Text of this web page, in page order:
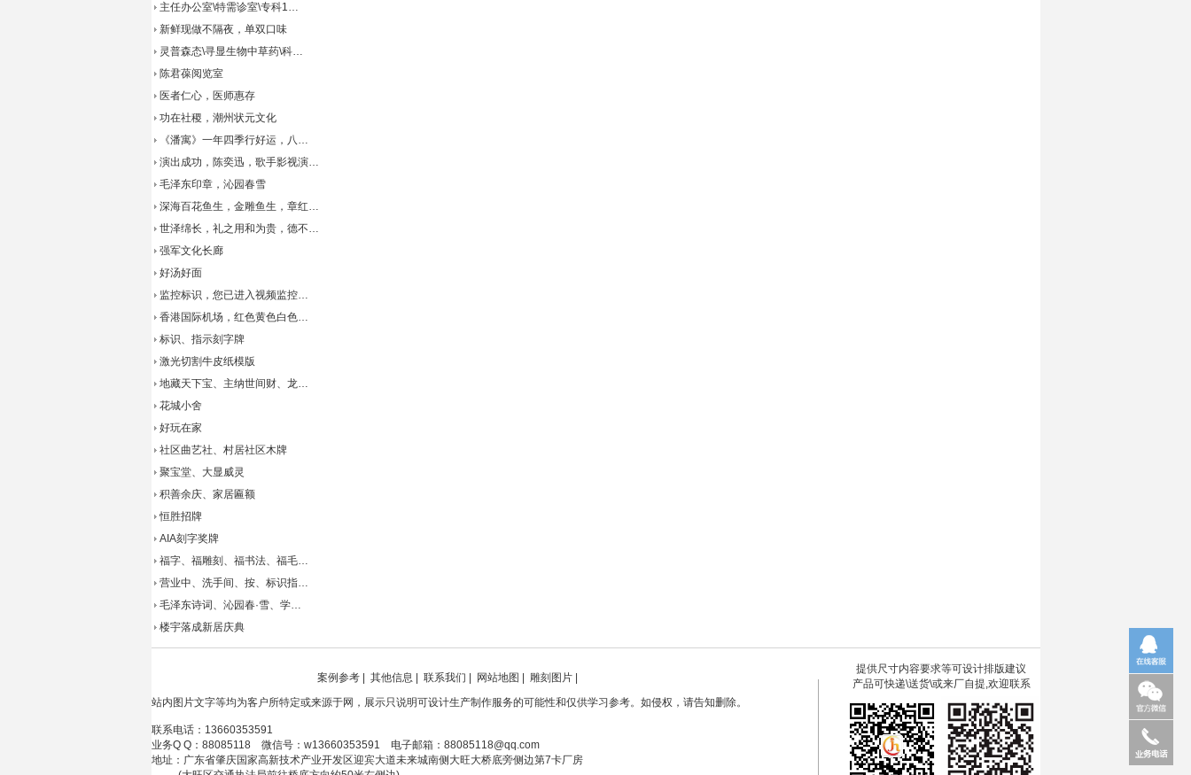
主任办公室\特需诊室\专科1…
新鲜现做不隔夜，单双口味
灵普森态\寻显生物中草药\科…
陈君葆阅览室
医者仁心，医师惠存
功在社稷，潮州状元文化
《潘寓》一年四季行好运，八…
演出成功，陈奕迅，歌手影视演…
毛泽东印章，沁园春雪
深海百花鱼生，金雕鱼生，章红…
世泽绵长，礼之用和为贵，德不…
强军文化长廊
好汤好面
监控标识，您已进入视频监控…
香港国际机场，红色黄色白色…
标识、指示刻字牌
激光切割牛皮纸模版
地藏天下宝、主纳世间财、龙…
花城小舍
好玩在家
社区曲艺社、村居社区木牌
聚宝堂、大显威灵
积善余庆、家居匾额
恒胜招牌
AIA刻字奖牌
福字、福雕刻、福书法、福毛…
营业中、洗手间、按、标识指…
毛泽东诗词、沁园春·雪、学…
楼宇落成新居庆典
案例参考 其他信息 联系我们 网站地图 雕刻图片
站内图片文字等均为客户所特定或来源于网，展示只说明可设计生产制作服务的可能性和仅供学习参考。如侵权，请告知删除。
联系电话：13660353591
业务Q Q：88085118 微信号：w13660353591 电子邮箱：88085118@qq.com
地址：广东省肇庆国家高新技术产业开发区迎宾大道未来城南侧大旺大桥底旁侧边第7卡厂房
提供尺寸内容要求等可设计排版建议
产品可快递\送货\或来厂自提,欢迎联系